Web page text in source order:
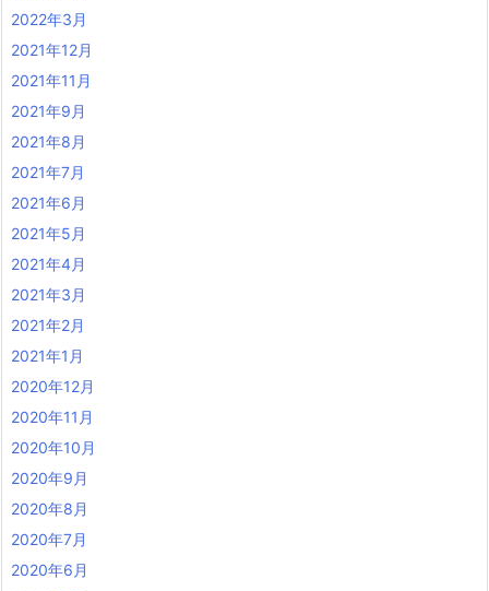
2022年3月
2021年12月
2021年11月
2021年9月
2021年8月
2021年7月
2021年6月
2021年5月
2021年4月
2021年3月
2021年2月
2021年1月
2020年12月
2020年11月
2020年10月
2020年9月
2020年8月
2020年7月
2020年6月